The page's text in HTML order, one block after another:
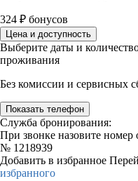
324 ₽ бонусов
Цена и доступность
Выберите даты и
проживания
Без комиссии и сервисных
Показать телефон
Служба бронирования:
При звонке назовите номер
№ 1218939
Добавить в избранное
избранного